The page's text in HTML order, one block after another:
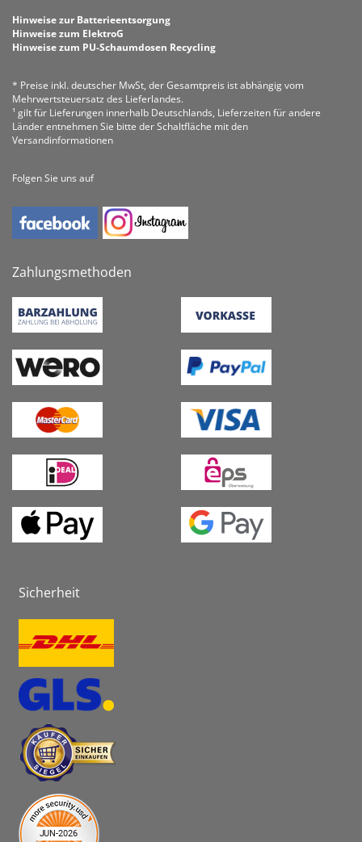
Hinweise zur Batterieentsorgung
Hinweise zum ElektroG
Hinweise zum PU-Schaumdosen Recycling
* Preise inkl. deutscher MwSt, der Gesamtpreis ist abhängig vom
Mehrwertsteuersatz des Lieferlandes.
¹ gilt für Lieferungen innerhalb Deutschlands, Lieferzeiten für andere
Länder entnehmen Sie bitte der Schaltfläche mit den
Versandinformationen
Folgen Sie uns auf
Zahlungsmethoden
Sicherheit